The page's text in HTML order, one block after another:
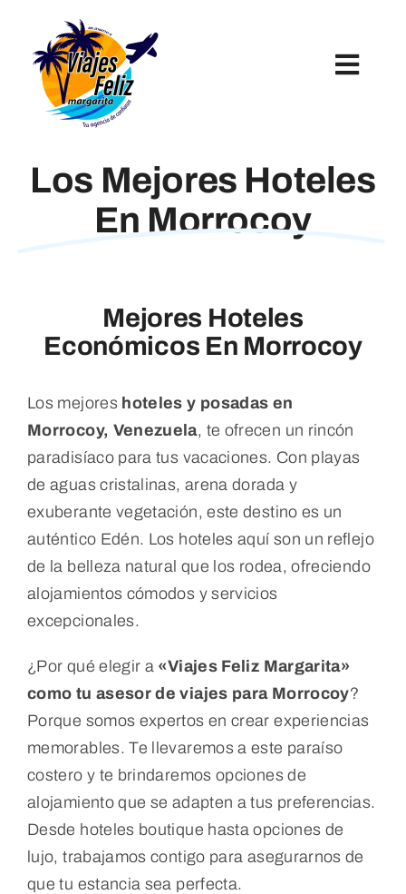
content
Tours Y Excursiones
Los Mejores Hoteles
En Morrocoy
Mejores Hoteles
Económicos En Morrocoy
Los mejores hoteles y posadas en
Morrocoy, Venezuela, te ofrecen un rincón
paradisíaco para tus vacaciones. Con playas
de aguas cristalinas, arena dorada y
exuberante vegetación, este destino es un
auténtico Edén. Los hoteles aquí son un reflejo
de la belleza natural que los rodea, ofreciendo
alojamientos cómodos y servicios
excepcionales.
¿Por qué elegir a «Viajes Feliz Margarita»
como tu asesor de viajes para Morrocoy?
Porque somos expertos en crear experiencias
memorables. Te llevaremos a este paraíso
costero y te brindaremos opciones de
alojamiento que se adapten a tus preferencias.
Desde hoteles boutique hasta opciones de
lujo, trabajamos contigo para asegurarnos de
que tu estancia sea perfecta.